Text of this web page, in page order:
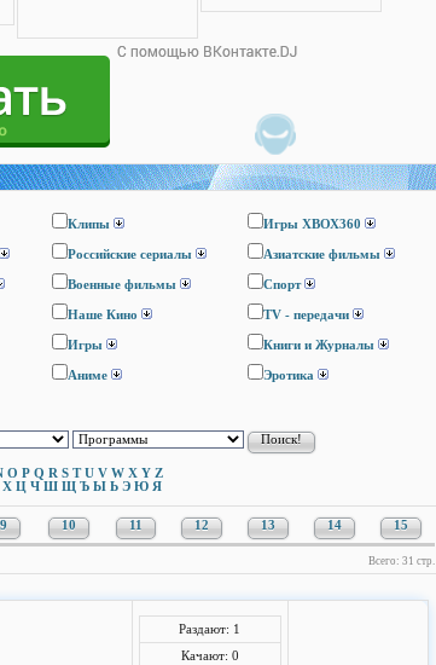
Клипы Игры ХВОХ360
Российские сериалы Азиатские фильмы
Военные фильмы Спорт
Наше Кино TV - передачи
Игры Книги и Журналы
Аниме Эротика
O P Q R S T U V W X Y Z
Х Ц Ч Ш Щ Ъ Ы Ь Э Ю Я
9 10 11 12 13 14 15
Всего: 31 стр.
Раздают: 1
Качают: 0